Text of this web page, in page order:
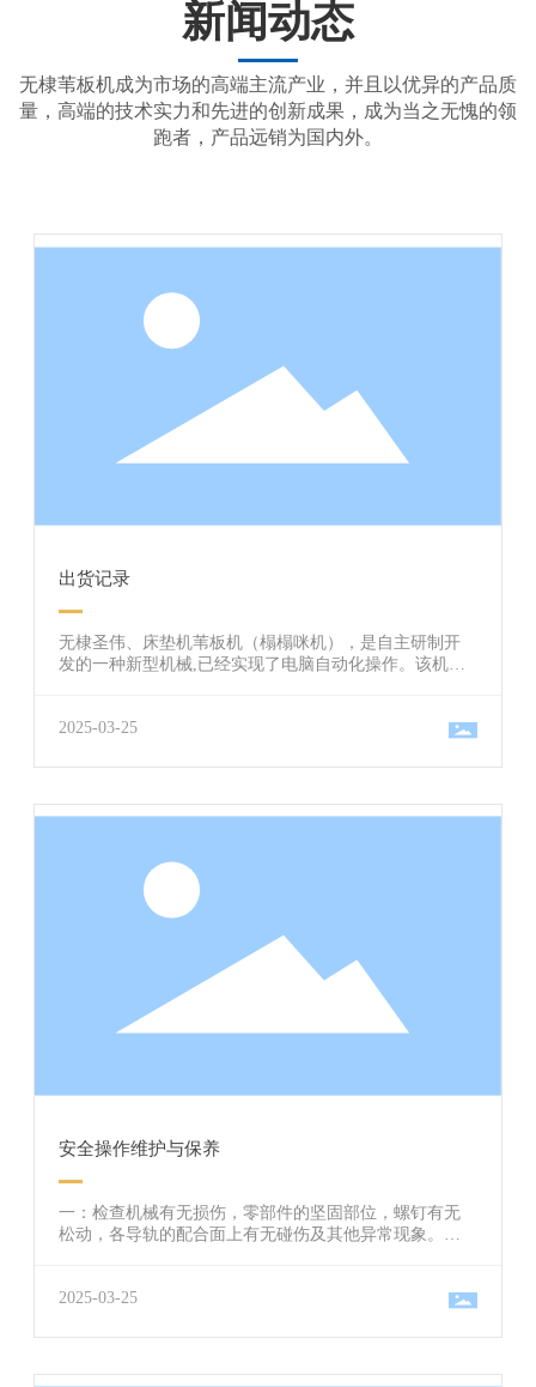
新闻动态
无棣苇板机成为市场的高端主流产业，并且以优异的产品质
量，高端的技术实力和先进的创新成果，成为当之无愧的领
跑者，产品远销为国内外。
出货记录
无棣圣伟、床垫机苇板机（榻榻咪机），是自主研制开
发的一种新型机械,已经实现了电脑自动化操作。该机械
懂、使用维修方便等特点。
2025-03-25
安全操作维护与保养
一：检查机械有无损伤，零部件的坚固部位，螺钉有无
松动，各导轨的配合面上有无碰伤及其他异常现象。
配电箱内线路及各输出线路是否连接良好，控制按钮及
2025-03-25